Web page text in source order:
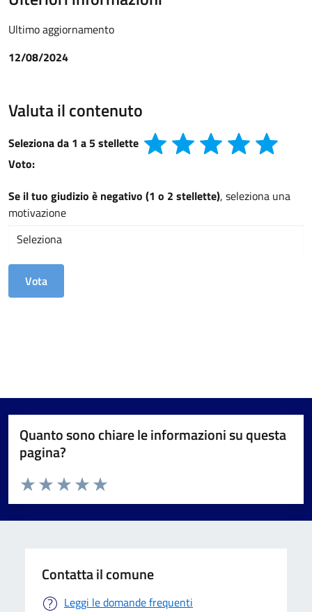
Ultimo aggiornamento
12/08/2024
Valuta il contenuto
Seleziona da 1 a 5 stellette
Voto:
Se il tuo giudizio è negativo (1 o 2 stellette), seleziona una
motivazione
Quanto sono chiare le informazioni su questa
pagina?
Valuta da 1 a 5 stelle la pagina
Valuta 5 stelle su 5
Valuta 4 stelle su 5
Valuta 3 stelle su 5
Valuta 2 stelle su 5
Valuta 1 stelle su 5
Contatta il comune
Leggi le domande frequenti